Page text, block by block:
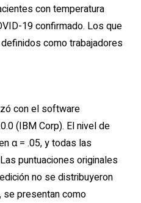
con temperatura
19 confirmado. Los que
como trabajadores
con el software
(IBM Corp). El nivel de
α = .05, y todas las
puntuaciones originales
no se distribuyeron
se presentan como